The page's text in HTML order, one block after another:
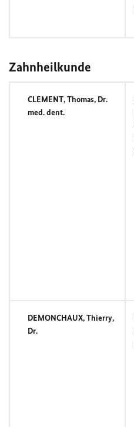
Zahnheilkunde
CLEMENT, Thomas, Dr.
med. dent.
DEMONCHAUX, Thierry,
Dr.